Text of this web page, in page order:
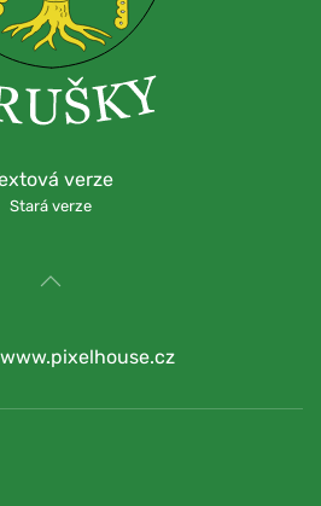
verze
Stará verze
www.pixelhouse.cz